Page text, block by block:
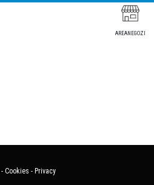
AREANEGOZI
- Cookies - Privacy